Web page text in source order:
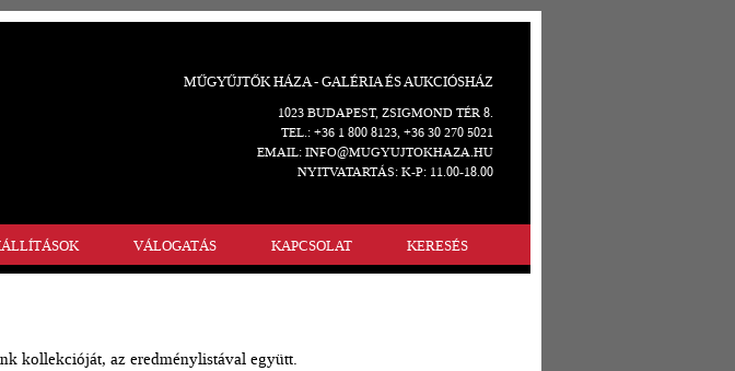
MŰGYŰJTŐK HÁZA - GALÉRIA ÉS AUKCIÓSHÁZ
1023 BUDAPEST, ZSIGMOND TÉR 8.
TEL.: +36 1 800 8123, +36 30 270 5021
EMAIL: INFO@MUGYUJTOKHAZA.HU
NYITVATARTÁS: K-P: 11.00-18.00
VÁLOGATÁS KAPCSOLAT KERESÉS
kollekcióját, az eredménylistával együtt.